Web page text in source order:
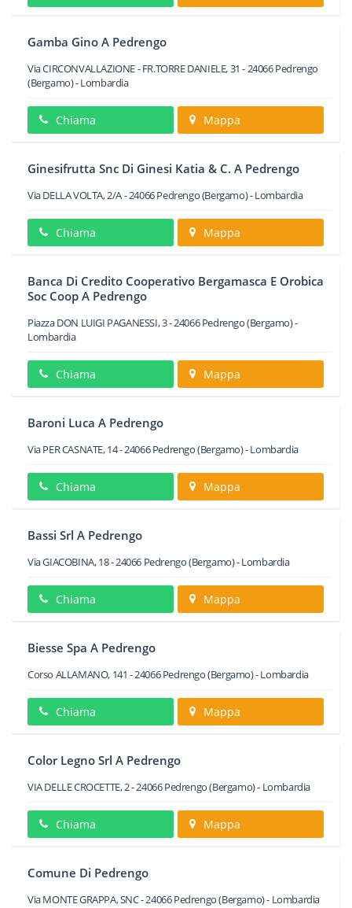
Gamba Gino A Pedrengo
Via CIRCONVALLAZIONE - FR.TORRE DANIELE, 31 -24066Pedrengo
(Bergamo) -Lombardia
Chiama Mappa
Ginesifrutta Snc Di Ginesi Katia & C. A Pedrengo
Via DELLA VOLTA, 2/A-24066Pedrengo(Bergamo) -Lombardia
Chiama Mappa
Banca Di Credito Cooperativo Bergamasca E Orobica
Soc Coop A Pedrengo
Piazza DON LUIGI PAGANESSI, 3-24066 Pedrengo(Bergamo) -
Lombardia
Chiama Mappa
Baroni Luca A Pedrengo
Via PER CASNATE, 14-24066 Pedrengo(Bergamo) -Lombardia
Chiama Mappa
Bassi Srl A Pedrengo
Via GIACOBINA, 18-24066 Pedrengo(Bergamo) -Lombardia
Chiama Mappa
Biesse Spa A Pedrengo
Corso ALLAMANO, 141 -24066 Pedrengo(Bergamo) -Lombardia
Chiama Mappa
Color Legno Srl A Pedrengo
VIA DELLE CROCETTE, 2-24066Pedrengo(Bergamo) - Lombardia
Chiama Mappa
Comune Di Pedrengo
Via MONTE GRAPPA, SNC-24066Pedrengo(Bergamo) - Lombardia